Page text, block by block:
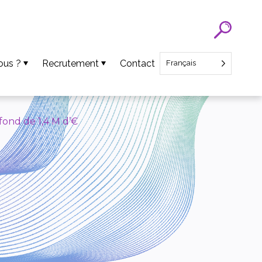
? Recrutement
Recrutement CEO Startup
Contact Français
de 1,4 M d’€